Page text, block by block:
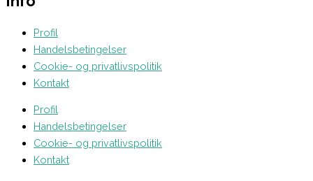
Profil
Handelsbetingelser
Cookie- og privatlivspolitik
Kontakt
Profil
Handelsbetingelser
Cookie- og privatlivspolitik
Kontakt